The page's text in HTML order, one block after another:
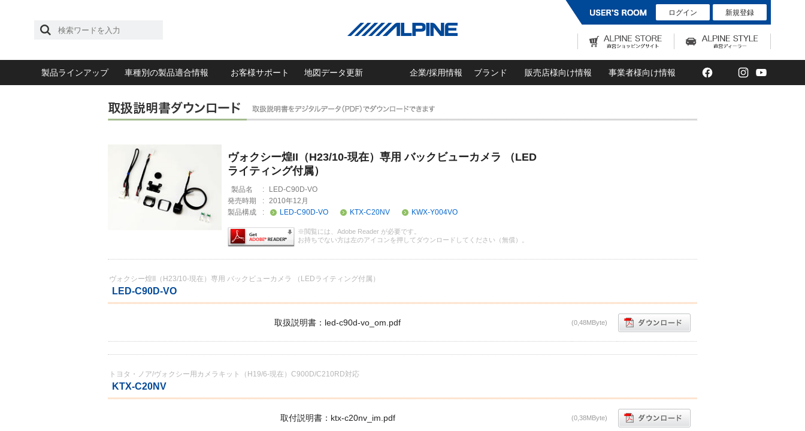
ログイン 新規登録
製品ラインアップ 車種別の製品適合情報 お客様サポート 地図データ更新 企業/採用情報 ブランド 販売店様向け情報 事業者様向け情報 Facebook
TwitterInstagram
ヴォクシー煌II（H23/10-現在）専用 バックビューカメラ （LED
ライティング付属）
製品名 :
LED-C90D-VO
発売時期
: 2010年12月
製品構成
: LED-C90D-VO KTX-C20NV KWX-Y004VO
※閲覧には、Adobe Reader が必要です。
お持ちでない方は左のアイコンを押してダウンロードしてください（無償）。
ヴォクシー煌II（H23/10-現在）専用 バックビューカメラ （LEDライティング付属）
LED-C90D-VO
取扱説明書：led-c90d-vo_om.pdf (0,48MByte)
トヨタ・ノア/ヴォクシー用カメラキット（H19/6-現在）C900D/C210RD対応
KTX-C20NV
取付説明書：ktx-c20nv_im.pdf (0,38MByte)